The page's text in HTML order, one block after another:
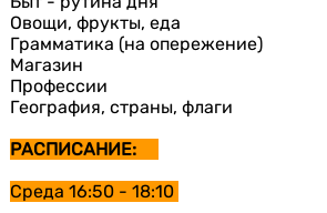
Овощи, фрукты, еда
Грамматика (на опережение)
Магазин
Профессии
География, страны, флаги
РАСПИСАНИЕ:
Среда 16:50 - 18:10